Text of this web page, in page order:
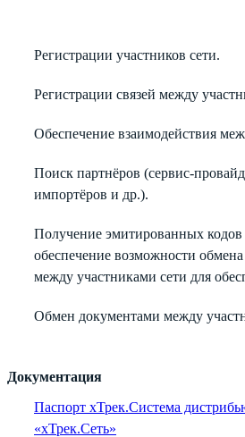
Регистрации участников сети.
Регистрации связей между
Обеспечение взаимодействия
Поиск партнёров (сервис-
импортёров и др.).
Получение эмитированных
обеспечение возможности
между участниками сети для
Обмен документами между
Документация
Паспорт хТрек.Система
«хТрек.Сеть»